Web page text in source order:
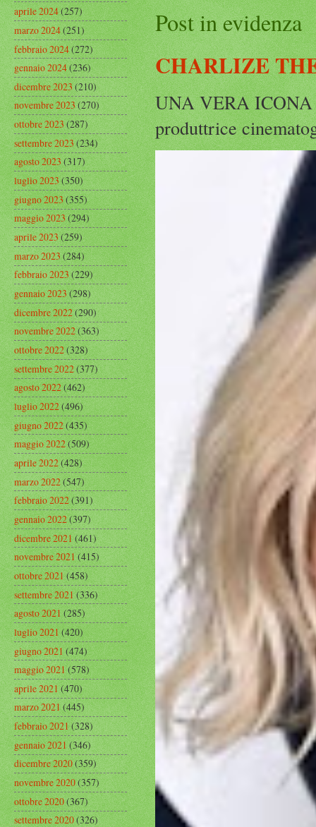
Post in evidenza
CHARLIZE
UNA VERA ICONA
produttrice
aprile 2024(257)
marzo 2024(251)
febbraio 2024(272)
gennaio 2024(236)
dicembre 2023(210)
novembre 2023(270)
ottobre 2023(287)
settembre 2023(234)
agosto 2023(317)
luglio 2023(350)
giugno 2023(355)
maggio 2023(294)
aprile 2023(259)
marzo 2023(284)
febbraio 2023(229)
gennaio 2023(298)
dicembre 2022(290)
novembre 2022(363)
ottobre 2022(328)
settembre 2022(377)
agosto 2022(462)
luglio 2022(496)
giugno 2022(435)
maggio 2022(509)
aprile 2022(428)
marzo 2022(547)
febbraio 2022(391)
gennaio 2022(397)
dicembre 2021(461)
novembre 2021(415)
ottobre 2021(458)
settembre 2021(336)
agosto 2021(285)
luglio 2021(420)
giugno 2021(474)
maggio 2021(578)
aprile 2021(470)
marzo 2021(445)
febbraio 2021(328)
gennaio 2021(346)
dicembre 2020(359)
novembre 2020(357)
ottobre 2020(367)
settembre 2020(326)